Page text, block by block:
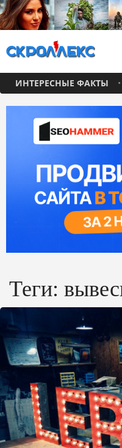
ИНТЕРЕСНЫЕ ФАКТЫ
Теги: